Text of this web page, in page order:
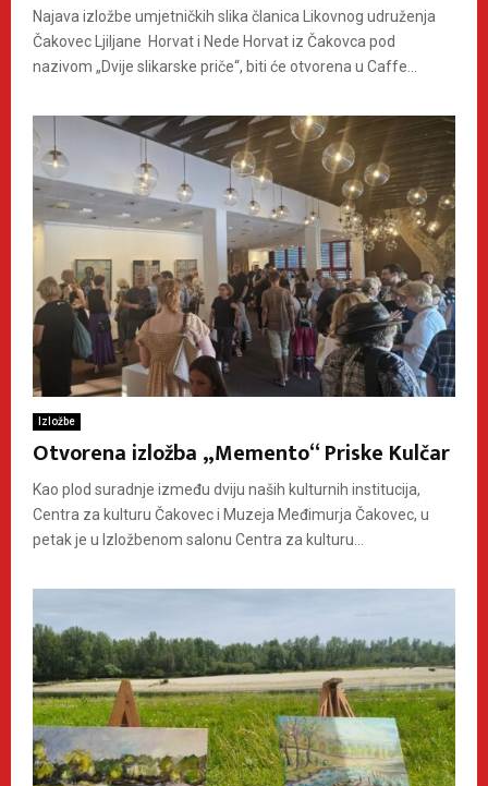
Najava izložbe umjetničkih slika članica Likovnog udruženja
Čakovec Ljiljane Horvat i Nede Horvat iz Čakovca pod
nazivom „Dvije slikarske priče“, biti će otvorena u Caffe...
Izložbe
Otvorena izložba „Memento“ Priske Kulčar
Kao plod suradnje između dviju naših kulturnih institucija,
Centra za kulturu Čakovec i Muzeja Međimurja Čakovec, u
petak je u Izložbenom salonu Centra za kulturu...